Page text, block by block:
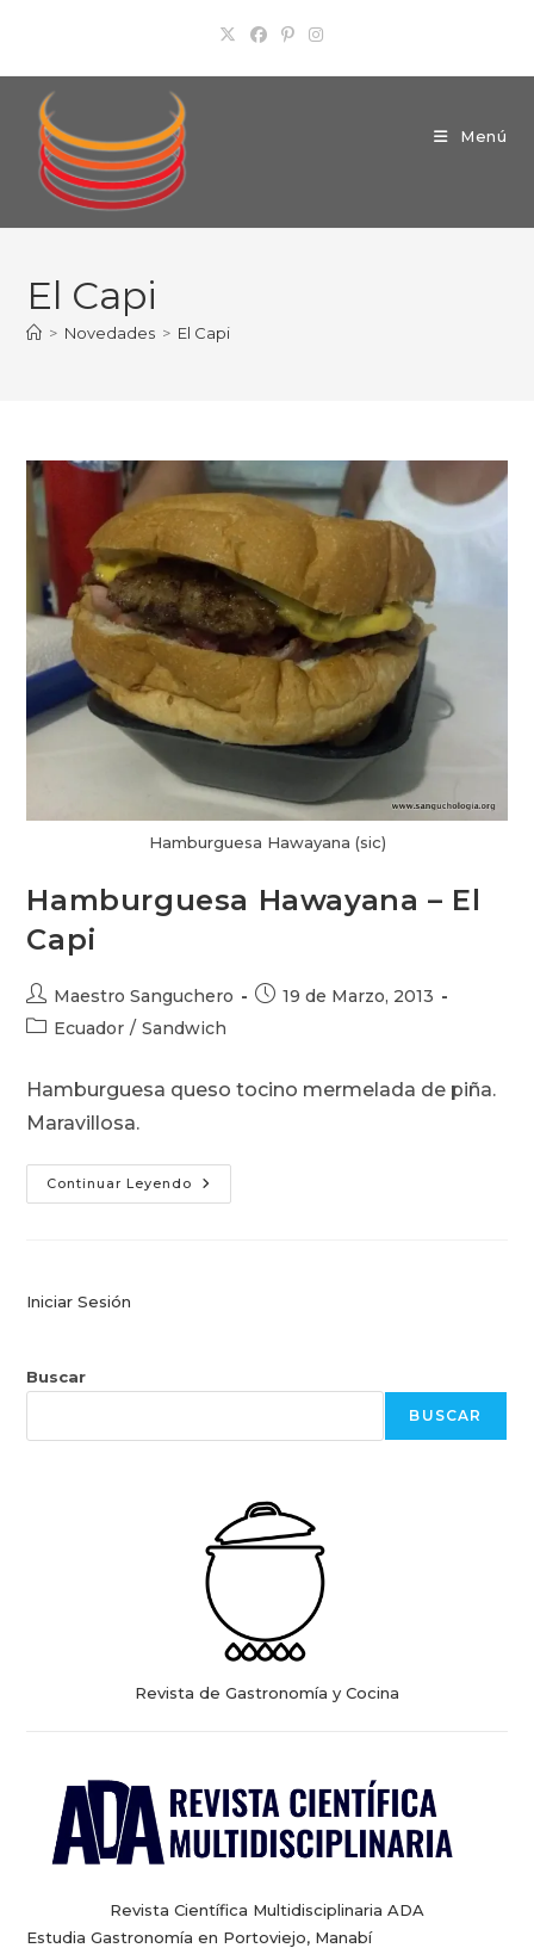
contenido
Menú
El Capi
> Novedades > El Capi
Hamburguesa Hawayana (sic)
Hamburguesa Hawayana – El
Capi
Autor
de
Maestro Sanguchero
Publicación
19 de Marzo, 2013
Categoría
entrada:
Ecuador / Sandwich
Hamburguesa queso tocino mermelada de piña.
Maravillosa.
Continuar Leyendo Hamburguesa
Hawayana
Iniciar Sesión
Buscar
BUSCAR
Revista de Gastronomía y Cocina
Revista Científica Multidisciplinaria ADA
Estudia Gastronomía en Portoviejo, Manabí